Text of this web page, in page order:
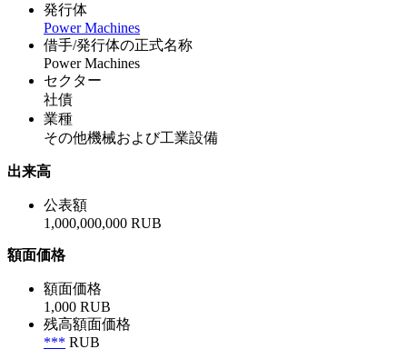
発行体
Power Machines
借手/発行体の正式名称
Power Machines
セクター
社債
業種
その他機械および工業設備
出来高
公表額
1,000,000,000 RUB
額面価格
額面価格
1,000 RUB
残高額面価格
*** RUB